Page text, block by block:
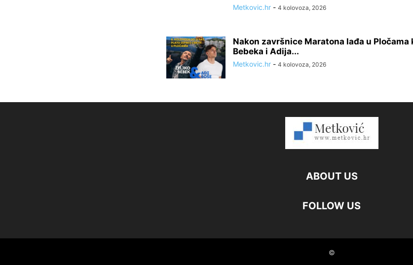
Metkovic.hr - 4 kolovoza, 2026
Nakon završnice Maratona lađa u Pločama
Bebeka i Adija...
Metkovic.hr - 4 kolovoza, 2026
ABOUT US
FOLLOW US
©